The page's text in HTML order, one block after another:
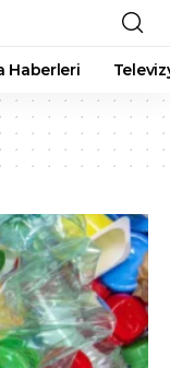
Haberleri